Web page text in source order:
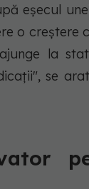
eșecul
o creștere
la
se